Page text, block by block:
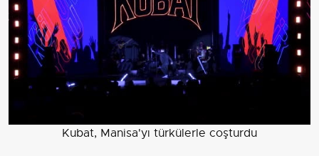
Kubat, Manisa'yı türkülerle coşturdu